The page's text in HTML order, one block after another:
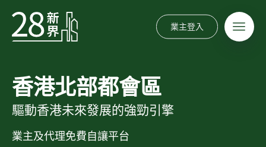
業主登入
香港北部都會區
驅動香港未來發展的強勁引擎
業主及代理免費自讓平台